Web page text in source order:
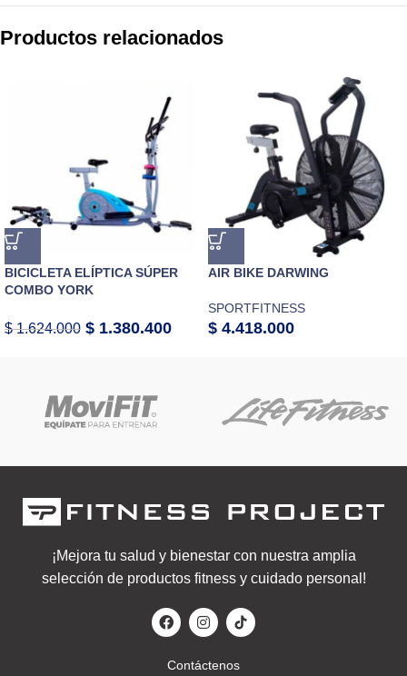
Productos relacionados
BICICLETA ELÍPTICA SÚPER
COMBO YORK
$1.624.000 $ 1.380.400
AIR BIKE DARWING
SPORTFITNESS
$ 4.418.000
¡Mejora tu salud y bienestar con nuestra amplia
selección de productos fitness y cuidado personal!
Contáctenos